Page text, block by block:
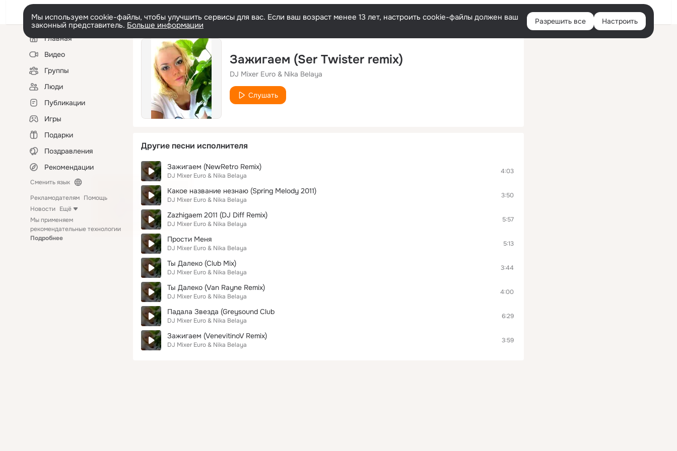
Войти
Мы используем cookie-файлы, чтобы улучшить сервисы для вас. Если ваш возраст менее 13 лет, настроить cookie-файлы должен ваш
законный представитель. Больше информации Разрешить все Настроить
Левая
колонкаГлавная
Видео
Группы
Люди
Публикации
Игры
Подарки
Поздравления
Рекомендации
Сменить язык
Рекламодателям Помощь
Новости Ещё
Мы применяем
рекомендательные технологии
Подробнее
Зажигаем (Ser Twister remix)
DJ Mixer Euro & Nika Belaya
Слушать
Другие песни исполнителя
Зажигаем (NewRetro Remix)
DJ Mixer Euro & Nika Belaya
4:03
Какое название незнаю (Spring Melody 2011)
DJ Mixer Euro & Nika Belaya
3:50
Zazhigaem 2011 (DJ Diff Remix)
DJ Mixer Euro & Nika Belaya
5:57
Прости Меня
DJ Mixer Euro & Nika Belaya
5:13
Ты Далеко (Club Mix)
DJ Mixer Euro & Nika Belaya
3:44
Ты Далеко (Van Rayne Remix)
DJ Mixer Euro & Nika Belaya
4:00
Падала Звезда (Greysound Club
DJ Mixer Euro & Nika Belaya
6:29
Зажигаем (VenevitinoV Remix)
DJ Mixer Euro & Nika Belaya
3:59